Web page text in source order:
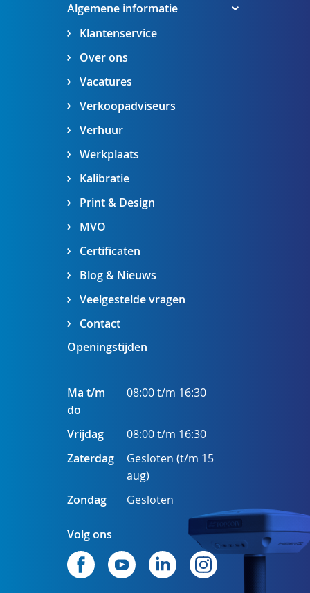
Algemene informatie
Klantenservice
Over ons
Vacatures
Verkoopadviseurs
Verhuur
Werkplaats
Kalibratie
Print & Design
MVO
Certificaten
Blog & Nieuws
Veelgestelde vragen
Contact
Openingstijden
Ma t/m
do
08:00 t/m 16:30
Vrijdag
08:00 t/m 16:30
Zaterdag
Gesloten (t/m 15
aug)
Zondag
Gesloten
Volg ons